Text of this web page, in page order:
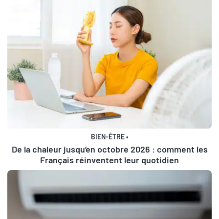
BIEN-ÊTRE•
De la chaleur jusqu’en octobre 2026 : comment les
Français réinventent leur quotidien